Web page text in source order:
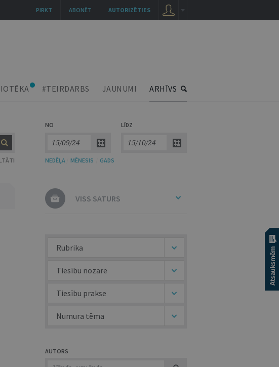
#TEIRDARBS JAUNUMI ARHĪVS
NO LĪDZ
NEDĒĻA MĒNESIS GADS
VISS SATURS
Rubrika
Tiesību nozare
Tiesību prakse
Numura tēma
AUTORS
AUTORIZĒTIES
ABONĒT
PIRKT